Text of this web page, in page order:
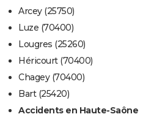
Arcey (25750)
Luze (70400)
Lougres (25260)
Héricourt (70400)
Chagey (70400)
Bart (25420)
Accidents en Haute-Saône